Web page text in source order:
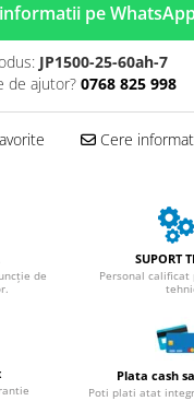
h
pe
JP1500-25-60ah-7
de ajutor? 0768 825 998
Cere
de
SUPORT
Personal
Plata cash
Poti plati atat